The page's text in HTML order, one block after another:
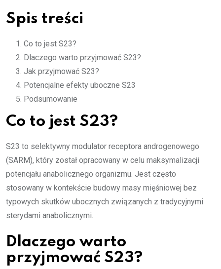
Spis treści
Co to jest S23?
Dlaczego warto przyjmować S23?
Jak przyjmować S23?
Potencjalne efekty uboczne S23
Podsumowanie
Co to jest S23?
S23 to selektywny modulator receptora androgenowego
(SARM), który został opracowany w celu maksymalizacji
potencjału anabolicznego organizmu. Jest często
stosowany w kontekście budowy masy mięśniowej bez
typowych skutków ubocznych związanych z tradycyjnymi
sterydami anabolicznymi.
Dlaczego warto
przyjmować S23?